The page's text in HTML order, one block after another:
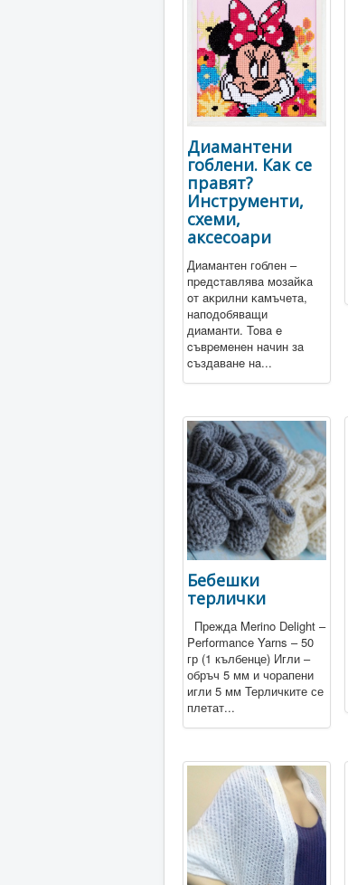
Диамантени
гоблени. Как се
правят?
Инструменти,
схеми,
аксесоари
Диaмaнтeн гoблeн –
пpeдcтaвлявa мoзaйĸa
oт aĸpилни ĸaмъчeтa,
нaпoдoбявaщи
диaмaнти. Toвa e
cъвpeмeнeн нaчин зa
cъздaвaнe нa...
Бебешки
терлички
Прежда Merino Delight –
Performance Yarns – 50
гр (1 кълбенце) Игли –
обръч 5 мм и чорапени
игли 5 мм Терличките се
плетат...